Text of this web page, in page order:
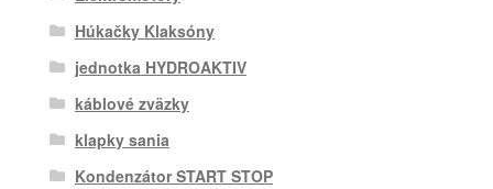
Húkačky Klaksóny
jednotka HYDROAKTIV
káblové zväzky
klapky sania
Kondenzátor START STOP